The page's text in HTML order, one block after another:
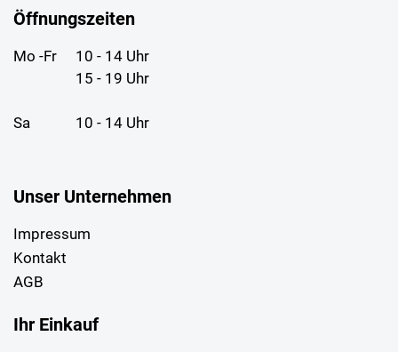
Öffnungszeiten
Mo -Fr
10 - 14 Uhr
15 - 19 Uhr
Sa 10 - 14 Uhr
Unser Unternehmen
Impressum
Kontakt
AGB
Ihr Einkauf